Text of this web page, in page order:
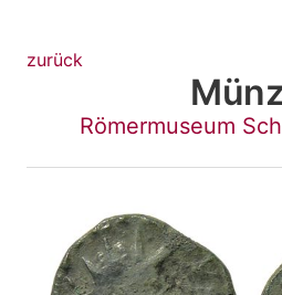
zurück
Römermuseum